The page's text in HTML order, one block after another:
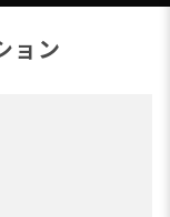
ョン